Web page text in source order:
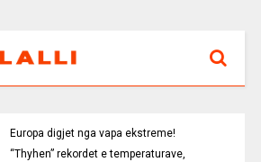
Europa digjet nga vapa ekstreme!
“Thyhen” rekordet e temperaturave,